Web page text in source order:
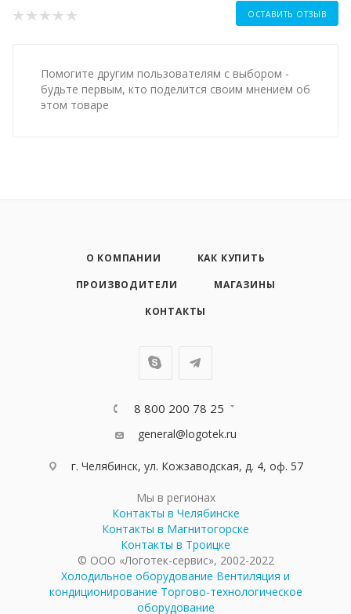
ОСТАВИТЬ ОТЗЫВ
Помогите другим пользователям с выбором -
будьте первым, кто поделится своим мнением об
этом товаре
О КОМПАНИИ
КАК КУПИТЬ
ПРОИЗВОДИТЕЛИ
МАГАЗИНЫ
КОНТАКТЫ
8 800 200 78 25
general@logotek.ru
г. Челябинск, ул. Кожзаводская, д. 4, оф. 57
Мы в регионах
Контакты в Челябинске
Контакты в Магнитогорске
Контакты в Троицке
© ООО «Логотек-сервис», 2002-2022
Холодильное оборудование Вентиляция и
кондиционирование Торгово-технологическое
оборудование